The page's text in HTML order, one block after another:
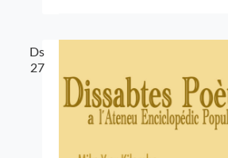
Ds
27